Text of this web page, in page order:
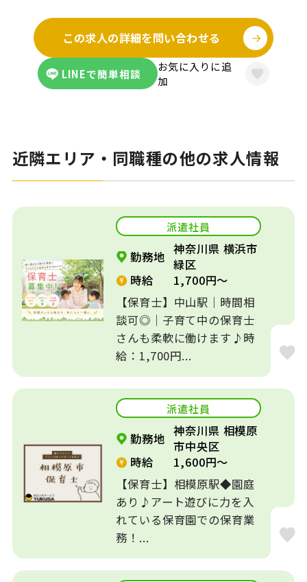
し、見学にゆくさ担当者が同行して、派遣
先に伺うことも可能です。
この求人の詳細を問い合わせる
LINEで簡単相談
お気に入りに追
加
近隣エリア・同職種の他の求人情報
派遣社員
勤務地 神奈川県 横浜市
緑区
時給
1,700円～
【保育士】中山駅｜時間相
談可◎｜子育て中の保育士
さんも柔軟に働けます♪時
給：1,700円...
派遣社員
勤務地 神奈川県 相模原
市中央区
時給
1,600円～
【保育士】相模原駅◆園庭
あり♪アート遊びに力を入
れている保育園での保育業
務！...